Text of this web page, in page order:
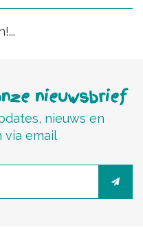
nieuwsbrief
nieuws en
via email